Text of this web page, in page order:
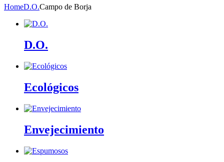
HomeD.O.Campo de Borja
D.O.
Ecológicos
Envejecimiento